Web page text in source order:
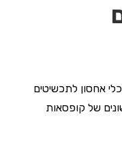
אחסון לתכשיטים
של קופסאות